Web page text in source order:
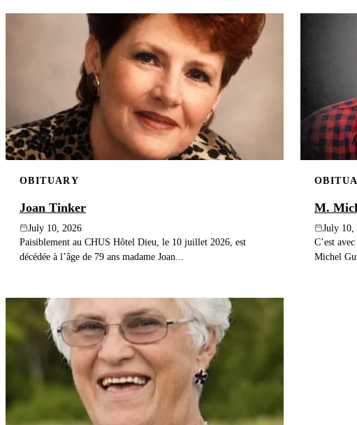
OBITUARY
Joan Tinker
July 10, 2026
Paisiblement au CHUS Hôtel Dieu, le 10 juillet 2026, est
décédée à l’âge de 79 ans madame Joan...
M.
July 10,
C’est
Michel